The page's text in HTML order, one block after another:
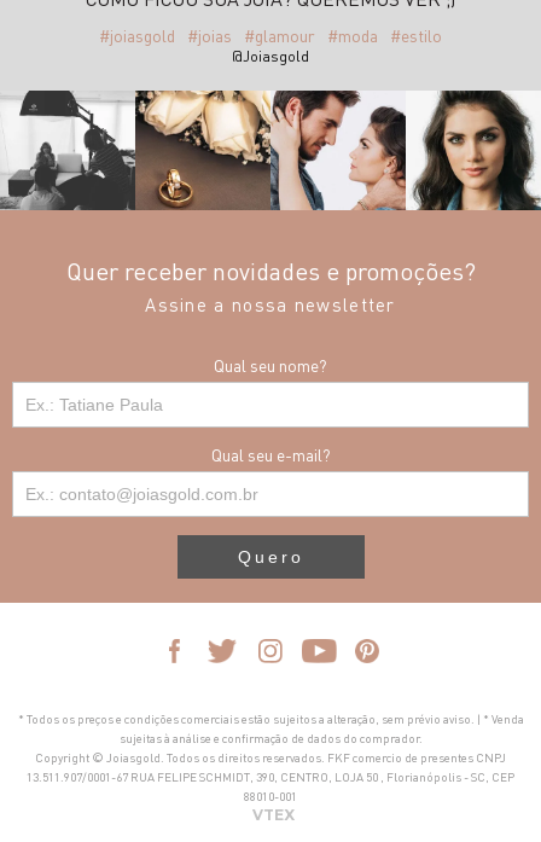
#joiasgold #joias #glamour #moda #estilo
@Joiasgold
Quer receber novidades e promoções?
Assine a nossa newsletter
Qual seu nome?
Qual seu e-mail?
Quero
* Todos os preços e condições comerciais estão sujeitos a alteração, sem prévio aviso. | * Venda
sujeitas à análise e confirmação de dados do comprador.
Copyright © Joiasgold. Todos os direitos reservados. FKF comercio de presentes CNPJ
13.511.907/0001-67 RUA FELIPE SCHMIDT, 390, CENTRO, LOJA 50 , Florianópolis - SC, CEP
88010-001
VTEX